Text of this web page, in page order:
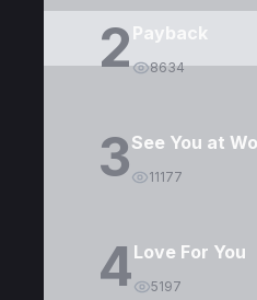
2 Payback
8634
3See You at
11177
4Love For You
5197